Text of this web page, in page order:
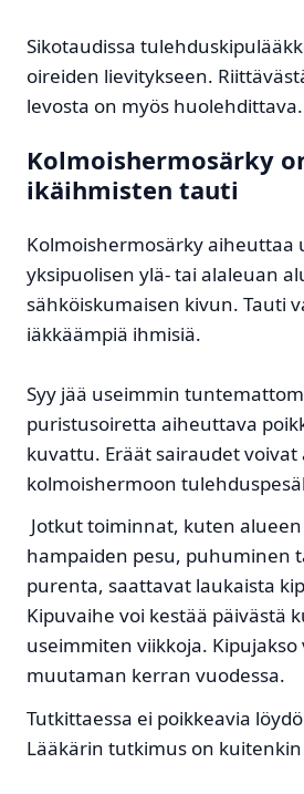
Sikotaudissa
oireiden lievitykseen.
levosta on myös huolehdittava.
Kolmoishermosärky
ikäihmisten tauti
Kolmoishermosärky aiheuttaa
yksipuolisen ylä- tai alaleuan
sähköiskumaisen kivun. Tauti
iäkkäämpiä ihmisiä.
Syy jää useimmin
puristusoiretta aiheuttava
kuvattu. Eräät sairaudet
kolmoishermoon
Jotkut toiminnat, kuten
hampaiden pesu, puhuminen
purenta, saattavat laukaista
Kipuvaihe voi kestää päivästä
useimmiten viikkoja. Kipujakso
muutaman kerran vuodessa.
Tutkittaessa ei poikkeavia
Lääkärin tutkimus on